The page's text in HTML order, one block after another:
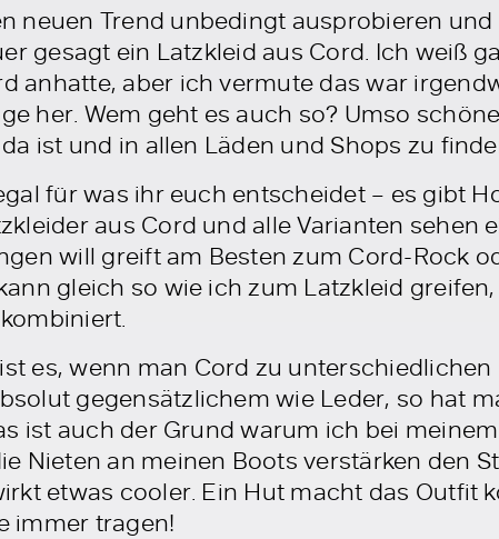
neuen Trend unbedingt ausprobieren
gesagt ein Latzkleid aus Cord. Ich weiß
anhatte, aber ich vermute das war
her. Wem geht es auch so? Umso
ist und in allen Läden und Shops zu
für was ihr euch entscheidet – es gibt
aus Cord und alle Varianten sehen
will greift am Besten zum Cord-Rock
gleich so wie ich zum Latzkleid
es, wenn man Cord zu
gegensätzlichem wie Leder, so hat
ist auch der Grund warum ich bei
Nieten an meinen Boots verstärken den
etwas cooler. Ein Hut macht das Outfit
immer tragen!